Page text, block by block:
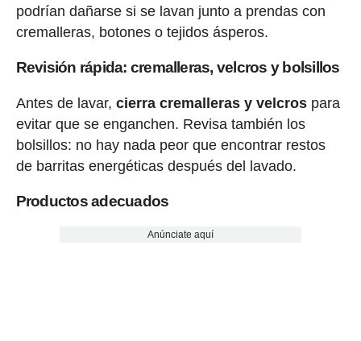
podrían dañarse si se lavan junto a prendas con
cremalleras, botones o tejidos ásperos.
Revisión rápida: cremalleras, velcros y bolsillos
Antes de lavar, cierra cremalleras y velcrospara
evitar que se enganchen. Revisa también los
bolsillos: no hay nada peor que encontrar restos
de barritas energéticas después del lavado.
Productos adecuados
Anúnciate aquí